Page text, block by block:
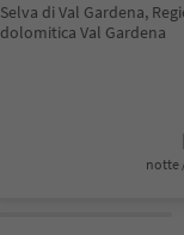
Selva di Val Gardena,
dolomitica Val Gardena
notte